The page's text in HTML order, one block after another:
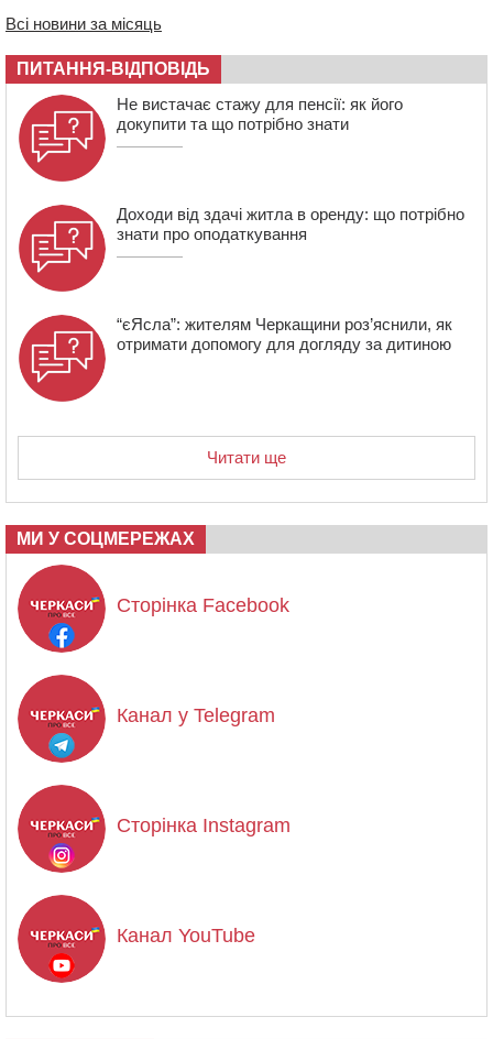
09:08 Встановити гойдалки, карусель і закупити іграшки: у
Черкасах просять покращити умови в дитсадку
08:22 “На щиті” у Чорнобаївську громаду повертається
полеглий біля Кліщіївки воїн
Всі новини за місяць
ПИТАННЯ-ВІДПОВІДЬ
Не вистачає стажу для пенсії: як його
докупити та що потрібно знати
Доходи від здачі житла в оренду: що потрібно
знати про оподаткування
“єЯсла”: жителям Черкащини роз’яснили, як
отримати допомогу для догляду за дитиною
Читати ще
МИ У СОЦМЕРЕЖАХ
Сторінка Facebook
Канал у Telegram
Сторінка Instagram
Канал YouTube